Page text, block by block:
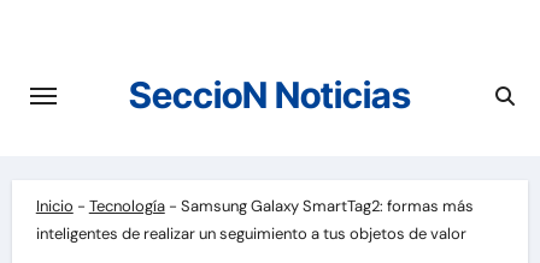
contenido
SeccioN Noticias
Inicio - Tecnología- Samsung Galaxy SmartTag2: formas más
inteligentes de realizar un seguimiento a tus objetos de valor